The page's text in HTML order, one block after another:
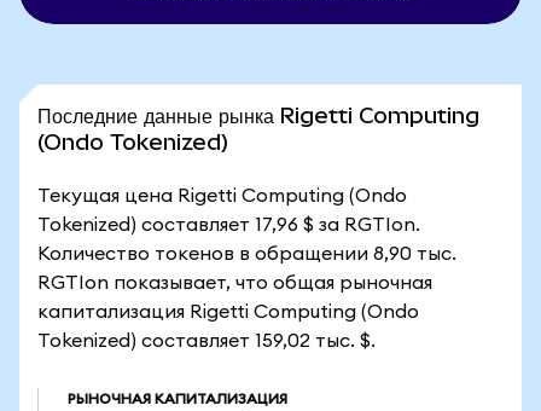
Последние данные рынка Rigetti Computing
(Ondo Tokenized)
Текущая цена Rigetti Computing (Ondo
Tokenized) составляет 17,96 $ за RGTIon.
Количество токенов в обращении 8,90 тыс.
RGTIon показывает, что общая рыночная
капитализация Rigetti Computing (Ondo
Tokenized) составляет 159,02 тыс. $.
РЫНОЧНАЯ КАПИТАЛИЗАЦИЯ